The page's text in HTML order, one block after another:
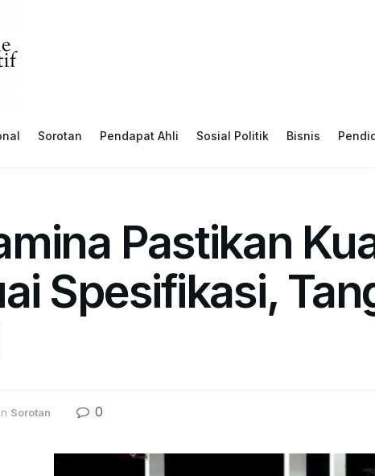
Sorotan Pendapat Ahli Sosial Politik Bisnis
Pastikan
Spesifikasi,
in Sorotan 0